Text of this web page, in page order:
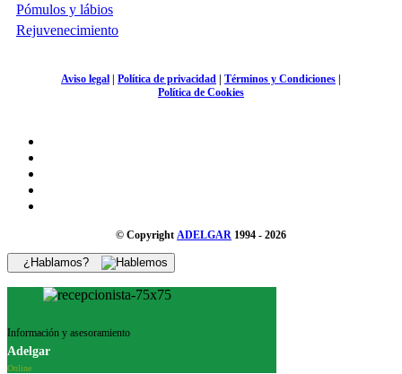
Pómulos y lábios
Rejuvenecimiento
Aviso legal | Política de privacidad | Términos y Condiciones |
Política de Cookies
© Copyright ADELGAR 1994 - 2026
¿Hablamos?
Información y asesoramiento
Adelgar
Online